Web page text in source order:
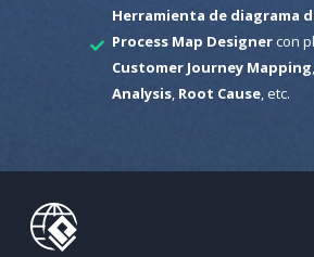
Herramienta de diagrama
Process Map Designercon
Customer Journey Mapping
Analysis, Root Cause, etc.